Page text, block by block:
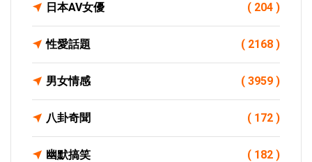
日本AV女優 ( 204 )
性愛話題 ( 2168 )
男女情感 ( 3959 )
八卦奇聞 ( 172 )
幽默搞笑 ( 182 )